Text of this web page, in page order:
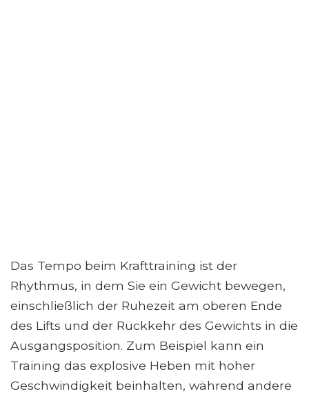
Das Tempo beim Krafttraining ist der
Rhythmus, in dem Sie ein Gewicht bewegen,
einschließlich der Ruhezeit am oberen Ende
des Lifts und der Rückkehr des Gewichts in die
Ausgangsposition. Zum Beispiel kann ein
Training das explosive Heben mit hoher
Geschwindigkeit beinhalten, während andere